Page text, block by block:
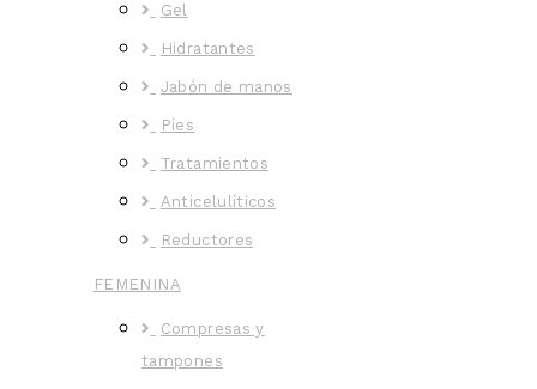
Gel
Hidratantes
Jabón de manos
Pies
Tratamientos
Anticelulíticos
Reductores
FEMENINA
Compresas y
tampones